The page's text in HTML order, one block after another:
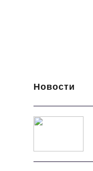
Новости